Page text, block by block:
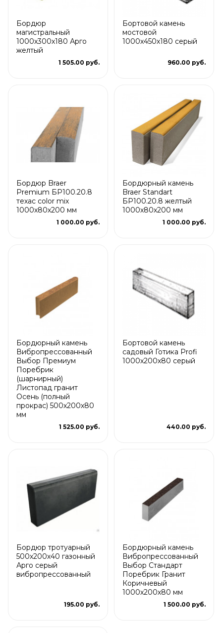
Бордюр
магистральный
1000х300х180 Арго
желтый
1 505.00 руб.
Бортовой камень
мостовой
1000х450x180 серый
960.00 руб.
Бордюр Braer
Premium БР100.20.8
техас color mix
1000х80х200 мм
1 000.00 руб.
Бордюрный камень
Braer Standart
БР100.20.8 желтый
1000х80х200 мм
1 000.00 руб.
Бордюрный камень
Вибропрессованный
Выбор Премиум
Поребрик
(шарнирный)
Листопад гранит
Осень (полный
прокрас) 500х200х80
мм
1 525.00 руб.
Бортовой камень
садовый Готика Profi
1000х200х80 серый
440.00 руб.
Бордюр тротуарный
500х200х40 газонный
Арго серый
вибропрессованный
195.00 руб.
Бордюрный камень
Вибропрессованный
Выбор Стандарт
Поребрик Гранит
Коричневый
1000х200х80 мм
1 500.00 руб.